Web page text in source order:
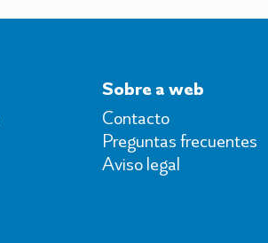
Sobre a web
Contacto
Preguntas frecuentes
Aviso legal